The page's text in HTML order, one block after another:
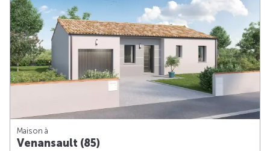
Maison à
Venansault (85)